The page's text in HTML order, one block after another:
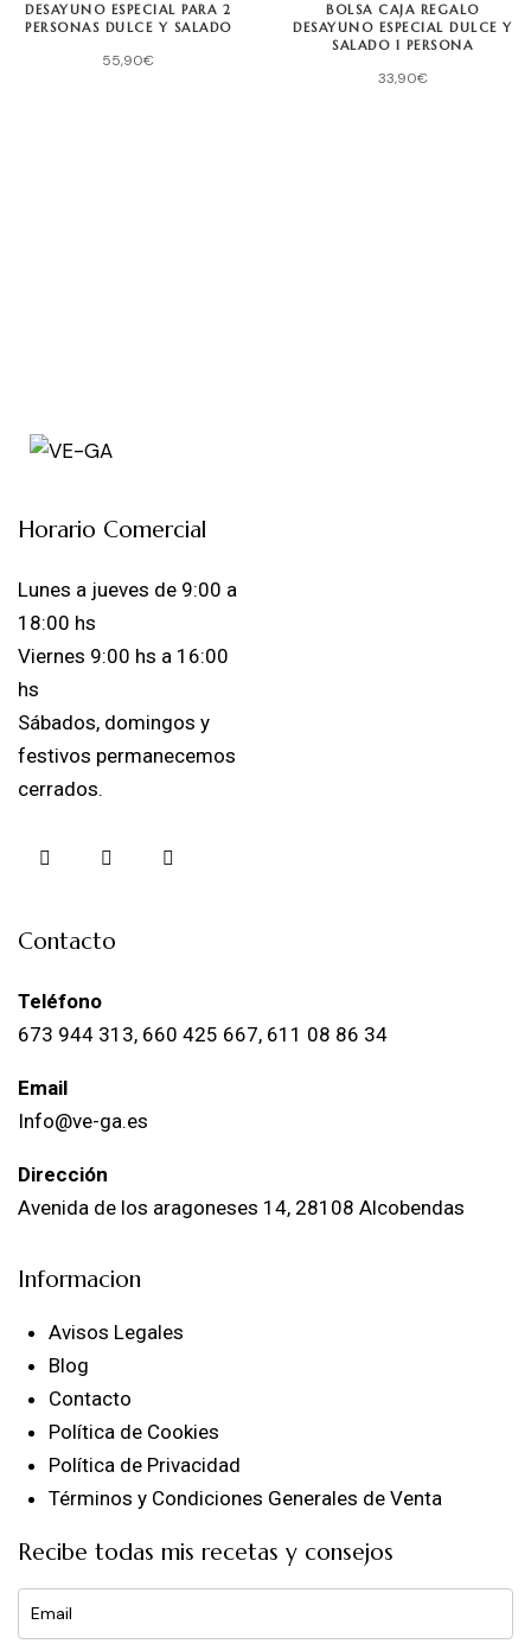
DESAYUNO ESPECIAL PARA 2
PERSONAS DULCE Y SALADO
55,90€
BOLSA CAJA REGALO
DESAYUNO ESPECIAL DULCE Y
SALADO 1 PERSONA
33,90€
Horario Comercial
Lunes a jueves de 9:00 a
18:00 hs
Viernes 9:00 hs a 16:00
hs
Sábados, domingos y
festivos permanecemos
cerrados.
Contacto
Teléfono
673 944 313, 660 425 667, 611 08 86 34
Email
Info@ve-ga.es
Dirección
Avenida de los aragoneses 14, 28108 Alcobendas
Informacion
Avisos Legales
Blog
Contacto
Política de Cookies
Política de Privacidad
Términos y Condiciones Generales de Venta
Recibe todas mis recetas y consejos